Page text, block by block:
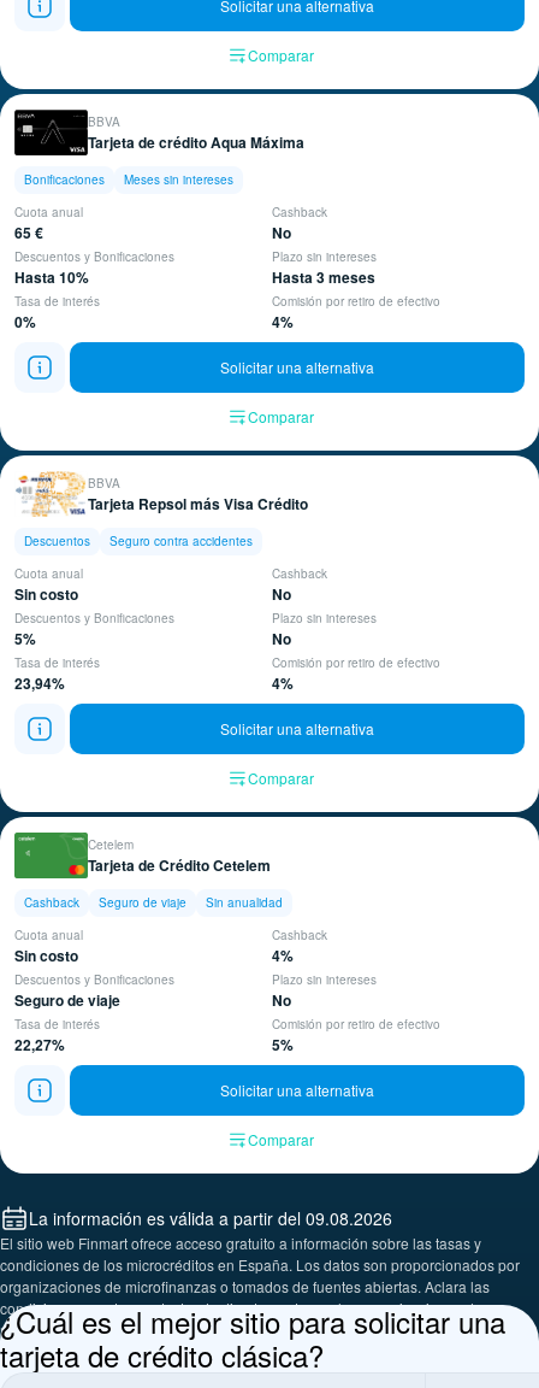
Solicitar una alternativa
Comparar
BBVA
Tarjeta de crédito Aqua Máxima
Bonificaciones
Meses sin intereses
Cuota anual
65 €
Cashback
No
Descuentos y Bonificaciones
Hasta 10%
Plazo sin intereses
Hasta 3 meses
Tasa de interés
0%
Comisión por retiro de efectivo
4%
Solicitar una alternativa
Comparar
BBVA
Tarjeta Repsol más Visa Crédito
Descuentos
Seguro contra accidentes
Cuota anual
Sin costo
Cashback
No
Descuentos y Bonificaciones
5%
Plazo sin intereses
No
Tasa de interés
23,94%
Comisión por retiro de efectivo
4%
Solicitar una alternativa
Comparar
Cetelem
Tarjeta de Crédito Cetelem
Cashback Seguro de viaje
Sin anualidad
Cuota anual
Sin costo
Cashback
4%
Descuentos y Bonificaciones
Seguro de viaje
Plazo sin intereses
No
Tasa de interés
22,27%
Comisión por retiro de efectivo
5%
Solicitar una alternativa
Comparar
La información es válida a partir del 09.08.2026
El sitio web Finmart ofrece acceso gratuito a información sobre las tasas y
condiciones de los microcréditos en España. Los datos son proporcionados por
organizaciones de microfinanzas o tomados de fuentes abiertas. Aclara las
condiciones exactas contactando directamente con las organizaciones de
microfinanzas.
¿Cuál es el mejor sitio para solicitar una
tarjeta de crédito clásica?